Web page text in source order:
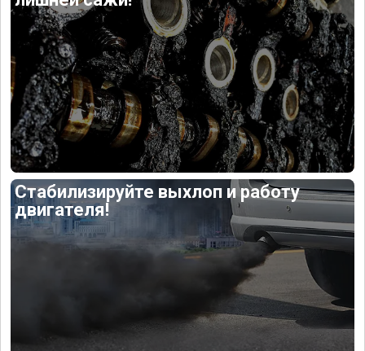
Стабилизируйте выхлоп и работу
двигателя!